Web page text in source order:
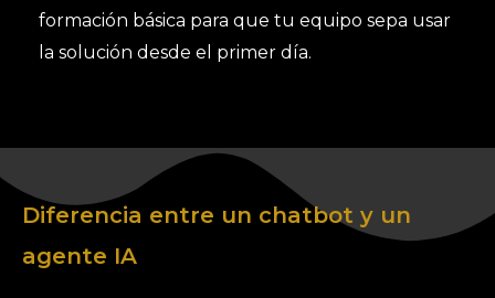
formación básica para que tu equipo sepa usar
la solución desde el primer día.
Diferencia entre un chatbot y un
agente IA